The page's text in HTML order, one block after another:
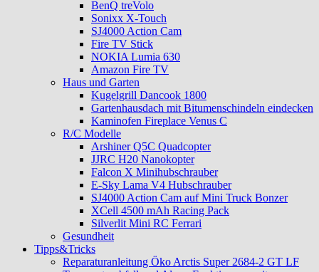
BenQ treVolo
Sonixx X-Touch
SJ4000 Action Cam
Fire TV Stick
NOKIA Lumia 630
Amazon Fire TV
Haus und Garten
Kugelgrill Dancook 1800
Gartenhausdach mit Bitumenschindeln eindecken
Kaminofen Fireplace Venus C
R/C Modelle
Arshiner Q5C Quadcopter
JJRC H20 Nanokopter
Falcon X Minihubschrauber
E-Sky Lama V4 Hubschrauber
SJ4000 Action Cam auf Mini Truck Bonzer
XCell 4500 mAh Racing Pack
Silverlit Mini RC Ferrari
Gesundheit
Tipps&Tricks
Reparaturanleitung Öko Arctis Super 2684-2 GT LF